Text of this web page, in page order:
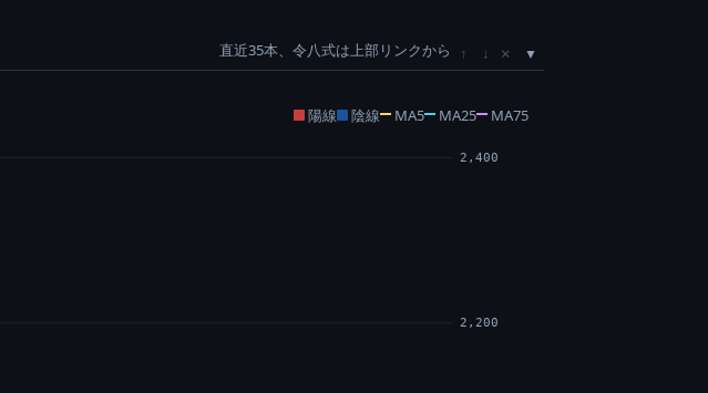
直近35本、令八式は上部リンクから ↑ ↓ ×
陽線 陰線 MA5 MA25 MA75
2,200
2,400